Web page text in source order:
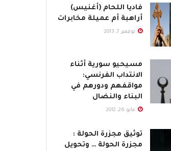
فاديا اللحام (أغنيس)
أراهبة أم عميلة مخابرات
نوفمبر 7, 2013
مسيحيو سورية أثناء
الانتداب الفرنسي:
مواقفهم ودورهم في
البناء والنضال
مايو 26, 2012
توثيق مجزرة الحولة :
مجزرة الحولة … وتحويل